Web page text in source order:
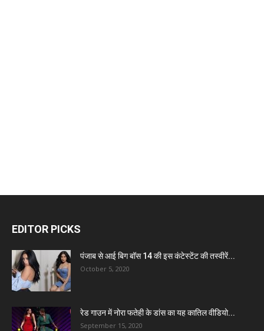
EDITOR PICKS
पंजाब से आई बिग बॉस 14 की इस कंटेस्टेंट की तस्वीरें...
October 5, 2020
रेड गाउन में नोरा फतेही के डांस का यह कातिल वीडियो...
September 15, 2020